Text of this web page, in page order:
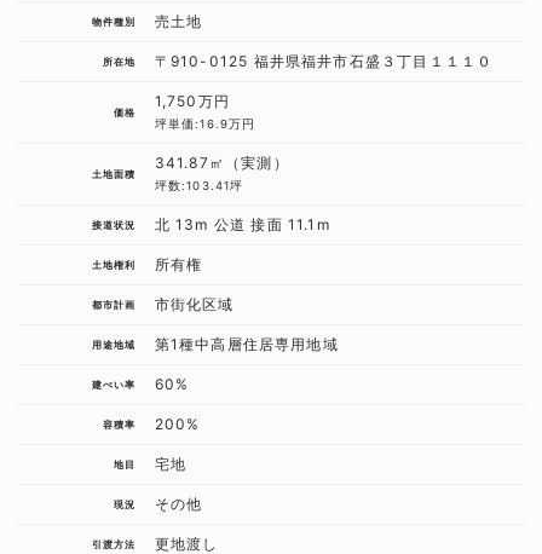
物件種別 売土地
所在地 〒910-0125 福井県福井市石盛３丁目１１１０
価格
1,750万円
坪単価:16.9万円
土地面積
341.87㎡（実測）
坪数:103.41坪
接道状況 北 13m 公道 接面 11.1m
土地権利 所有権
都市計画 市街化区域
用途地域 第1種中高層住居専用地域
建ぺい率 60%
容積率 200%
地目 宅地
現況 その他
引渡方法 更地渡し